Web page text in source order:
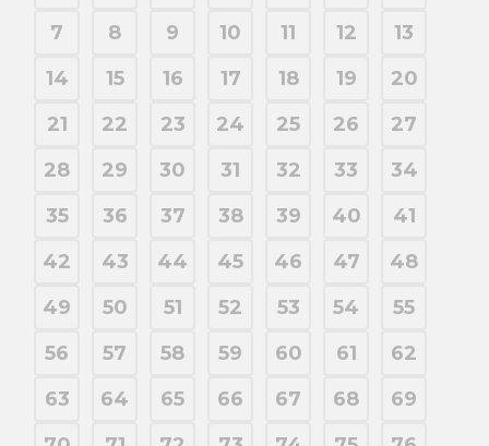
7
8 9 10 11 12
13
14
15 16 17 18 19
20
21
22 23 24 25 26
27
28
29 30 31 32 33
34
35
36 37 38 39 40
41
42
43 44 45 46 47
48
49
50 51 52 53 54
55
56
57 58 59 60 61
62
63
64 65 66 67 68
69